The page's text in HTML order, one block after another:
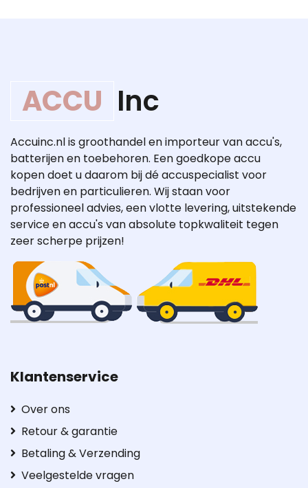
ACCU Inc
Accuinc.nl is groothandel en importeur van accu's,
batterijen en toebehoren. Een goedkope accu
kopen doet u daarom bij dé accuspecialist voor
bedrijven en particulieren. Wij staan voor
professioneel advies, een vlotte levering, uitstekende
service en accu's van absolute topkwaliteit tegen
zeer scherpe prijzen!
Klantenservice
Over ons
Retour & garantie
Betaling & Verzending
Veelgestelde vragen